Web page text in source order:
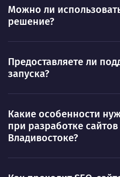
Можно ли
решение?
Предоставляете ли
запуска?
Какие особенности
при разработке сайтов
Владивостоке?